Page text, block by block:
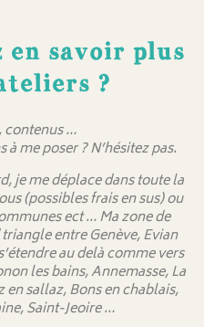
en savoir plus
?
contenus …
me poser ? N’hésitez pas.
je me déplace dans toute la
(possibles frais en sus) ou
ect … Ma zone de
entre Genève, Evian
au delà comme vers
les bains, Annemasse, La
sallaz, Bons en chablais,
Saint-Jeoire …